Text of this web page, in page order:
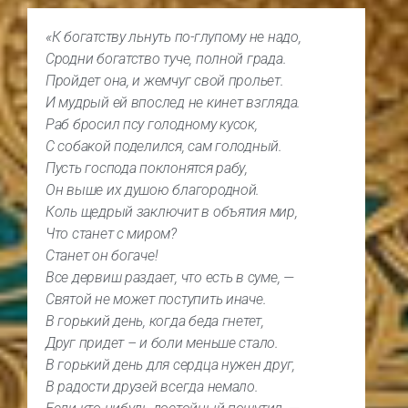
«К богатству льнуть по-глупому не надо,
Сродни богатство туче, полной града.
Пройдет она, и жемчуг свой прольет.
И мудрый ей впослед не кинет взгляда.
Раб бросил псу голодному кусок,
С собакой поделился, сам голодный.
Пусть господа поклонятся рабу,
Он выше их душою благородной.
Коль щедрый заключит в объятия мир,
Что станет с миром?
Станет он богаче!
Все дервиш раздает, что есть в суме, —
Святой не может поступить иначе.
В горький день, когда беда гнетет,
Друг придет – и боли меньше стало.
В горький день для сердца нужен друг,
В радости друзей всегда немало.